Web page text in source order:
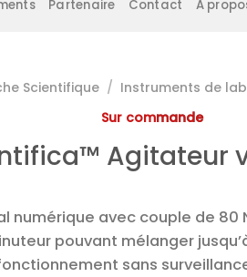
Partenaire Contact A
Scientifique / Instruments de
Sur commande
Agitateur
numérique avec couple de 80
pouvant mélanger
sans